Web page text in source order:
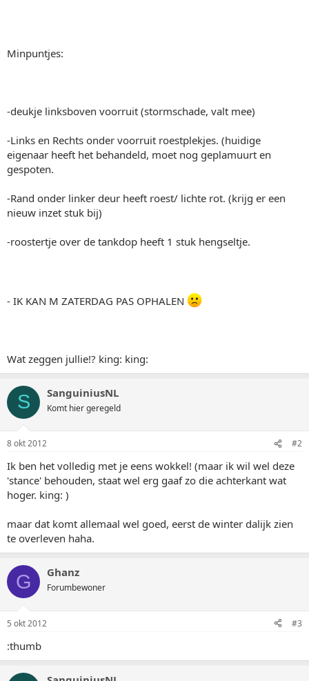
Minpuntjes:
-deukje linksboven voorruit (stormschade, valt mee)
-Links en Rechts onder voorruit roestplekjes. (huidige
eigenaar heeft het behandeld, moet nog geplamuurt en
gespoten.
-Rand onder linker deur heeft roest/ lichte rot. (krijg er een
nieuw inzet stuk bij)
-roostertje over de tankdop heeft 1 stuk hengseltje.
- IK KAN M ZATERDAG PAS OPHALEN
Wat zeggen jullie!? king: king:
S SanguiniusNL
Komt hier geregeld
8 okt 2012 #2
Ik ben het volledig met je eens wokkel! (maar ik wil wel deze
'stance' behouden, staat wel erg gaaf zo die achterkant wat
hoger. king: )
maar dat komt allemaal wel goed, eerst de winter dalijk zien
te overleven haha.
G Ghanz
Forumbewoner
5 okt 2012 #3
:thumb